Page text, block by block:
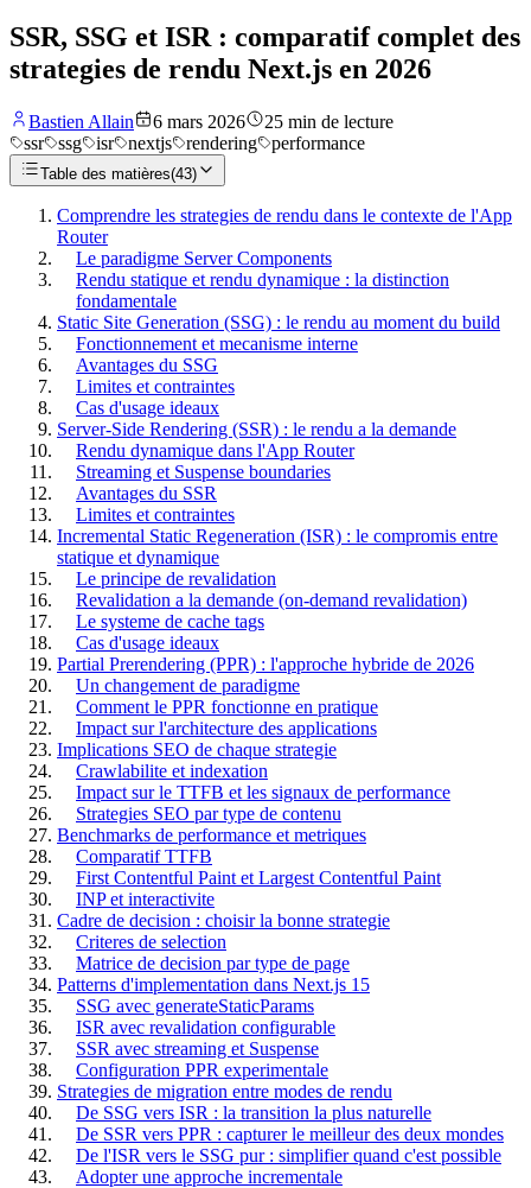
SSR, SSG et ISR : comparatif complet des
strategies de rendu Next.js en 2026
Bastien Allain 6 mars 2026 25 min de lecture
ssr
ssg isr nextjs rendering performance
Table des matières(43)
Comprendre les strategies de rendu dans le contexte de l'App
Router
Le paradigme Server Components
Rendu statique et rendu dynamique : la distinction
fondamentale
Static Site Generation (SSG) : le rendu au moment du build
Fonctionnement et mecanisme interne
Avantages du SSG
Limites et contraintes
Cas d'usage ideaux
Server-Side Rendering (SSR) : le rendu a la demande
Rendu dynamique dans l'App Router
Streaming et Suspense boundaries
Avantages du SSR
Limites et contraintes
Incremental Static Regeneration (ISR) : le compromis entre
statique et dynamique
Le principe de revalidation
Revalidation a la demande (on-demand revalidation)
Le systeme de cache tags
Cas d'usage ideaux
Partial Prerendering (PPR) : l'approche hybride de 2026
Un changement de paradigme
Comment le PPR fonctionne en pratique
Impact sur l'architecture des applications
Implications SEO de chaque strategie
Crawlabilite et indexation
Impact sur le TTFB et les signaux de performance
Strategies SEO par type de contenu
Benchmarks de performance et metriques
Comparatif TTFB
First Contentful Paint et Largest Contentful Paint
INP et interactivite
Cadre de decision : choisir la bonne strategie
Criteres de selection
Matrice de decision par type de page
Patterns d'implementation dans Next.js 15
SSG avec generateStaticParams
ISR avec revalidation configurable
SSR avec streaming et Suspense
Configuration PPR experimentale
Strategies de migration entre modes de rendu
De SSG vers ISR : la transition la plus naturelle
De SSR vers PPR : capturer le meilleur des deux mondes
De l'ISR vers le SSG pur : simplifier quand c'est possible
Adopter une approche incrementale